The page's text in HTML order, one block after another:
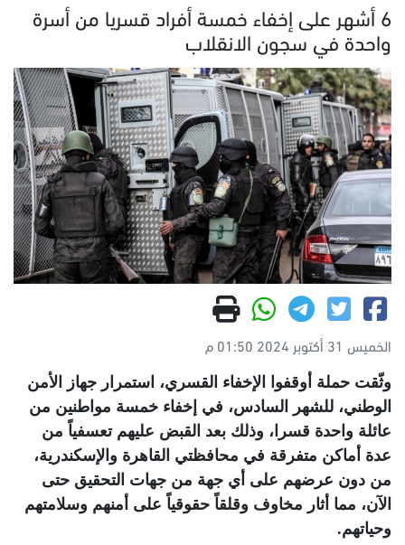
6 أشهر على إخفاء خمسة أفراد قسريا من أسرة
واحدة في سجون الانقلاب
الخميس 31 أكتوبر 2024 01:50 م
وثّقت حملة أوقفوا الإخفاء القسري، استمرار جهاز الأمن
الوطني، للشهر السادس، في إخفاء خمسة مواطنين من
عائلة واحدة قسرا، وذلك بعد القبض عليهم تعسفياً من
عدة أماكن متفرقة في محافظتي القاهرة والإسكندرية،
من دون عرضهم على أي جهة من جهات التحقيق حتى
الآن، مما أثار مخاوف وقلقاً حقوقياً على أمنهم وسلامتهم
وحياتهم.